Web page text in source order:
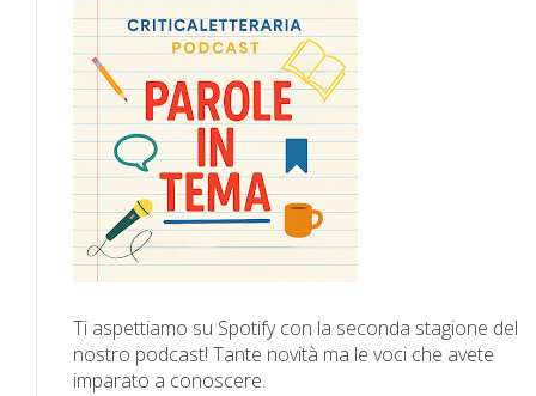
Ti aspettiamo su Spotify con la seconda stagione del
nostro podcast! Tante novità ma le voci che avete
imparato a conoscere.